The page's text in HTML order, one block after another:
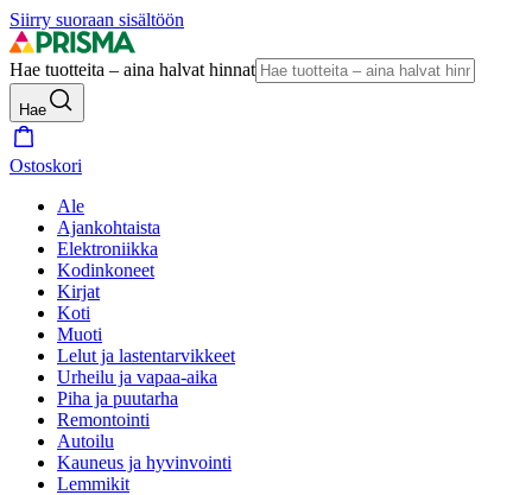
Siirry suoraan sisältöön
Hae tuotteita – aina halvat hinnat
Hae
Ostoskori
Ale
Ajankohtaista
Elektroniikka
Kodinkoneet
Kirjat
Koti
Muoti
Lelut ja lastentarvikkeet
Urheilu ja vapaa-aika
Piha ja puutarha
Remontointi
Autoilu
Kauneus ja hyvinvointi
Lemmikit